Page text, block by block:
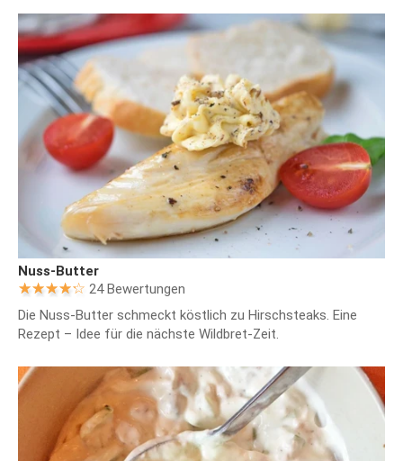
Nuss-Butter
24 Bewertungen
Die Nuss-Butter schmeckt köstlich zu Hirschsteaks. Eine
Rezept – Idee für die nächste Wildbret-Zeit.